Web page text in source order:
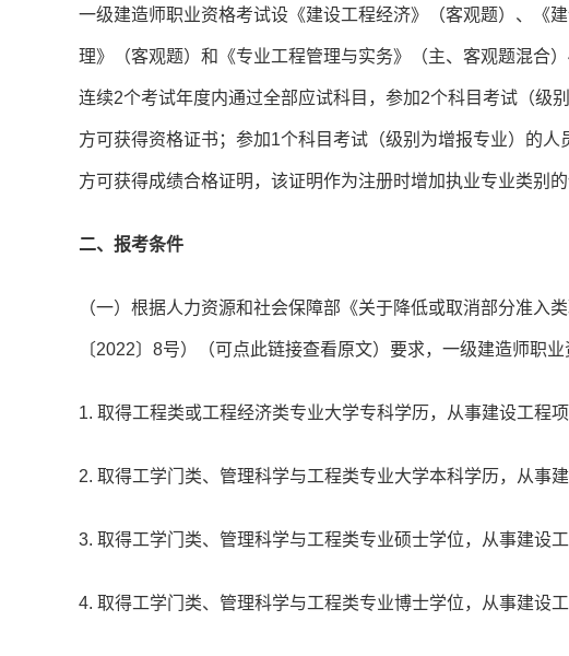
一级建造师职业资格考试设《建设工程经济》（客观题）、《
理》（客观题）和《专业工程管理与实务》（主、客观题混合
连续2个考试年度内通过全部应试科目，参加2个科目考试（级
方可获得资格证书；参加1个科目考试（级别为增报专业）的
方可获得成绩合格证明，该证明作为注册时增加执业专业类别的
二、报考条件
（一）根据人力资源和社会保障部《关于降低或取消部分准入
〔2022〕8号）（可点此链接查看原文）要求，一级建造师职
1. 取得工程类或工程经济类专业大学专科学历，从事建设工程
2. 取得工学门类、管理科学与工程类专业大学本科学历，从事
3. 取得工学门类、管理科学与工程类专业硕士学位，从事建设
4. 取得工学门类、管理科学与工程类专业博士学位，从事建设